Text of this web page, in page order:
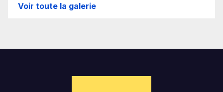
Voir toute la galerie